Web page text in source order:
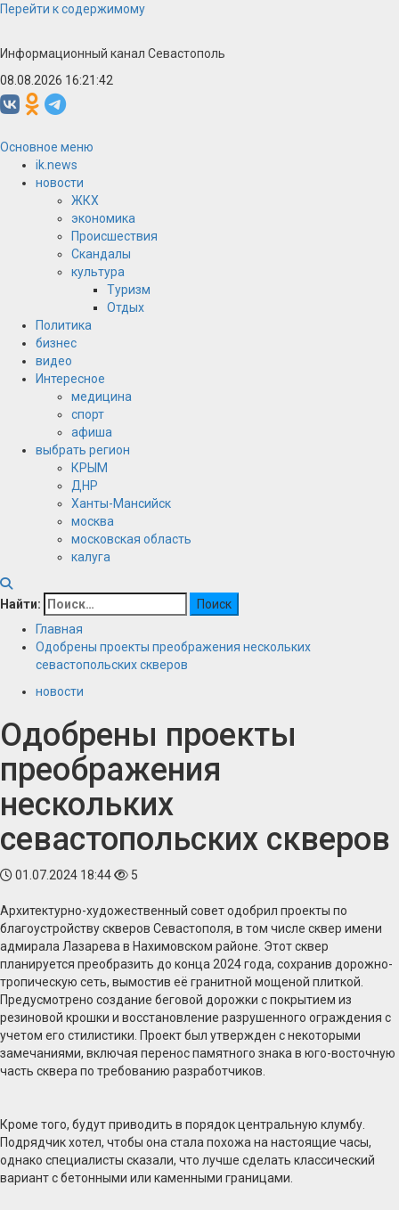
Перейти к содержимому
Информационный канал Севастополь
08.08.2026 16:21:42
Основное меню
ik.news
новости
ЖКХ
экономика
Происшествия
Скандалы
культура
Туризм
Отдых
Политика
бизнес
видео
Интересное
медицина
спорт
афиша
выбрать регион
КРЫМ
ДНР
Ханты-Мансийск
москва
московская область
калуга
Найти:
Главная
Одобрены проекты преображения нескольких
севастопольских скверов
новости
Одобрены проекты
преображения
нескольких
севастопольских скверов
01.07.2024 18:44 5
Архитектурно-художественный совет одобрил проекты по
благоустройству скверов Севастополя, в том числе сквер имени
адмирала Лазарева в Нахимовском районе. Этот сквер
планируется преобразить до конца 2024 года, сохранив дорожно-
тропическую сеть, вымостив её гранитной мощеной плиткой.
Предусмотрено создание беговой дорожки с покрытием из
резиновой крошки и восстановление разрушенного ограждения с
учетом его стилистики. Проект был утвержден с некоторыми
замечаниями, включая перенос памятного знака в юго-восточную
часть сквера по требованию разработчиков.
Кроме того, будут приводить в порядок центральную клумбу.
Подрядчик хотел, чтобы она стала похожа на настоящие часы,
однако специалисты сказали, что лучше сделать классический
вариант с бетонными или каменными границами.